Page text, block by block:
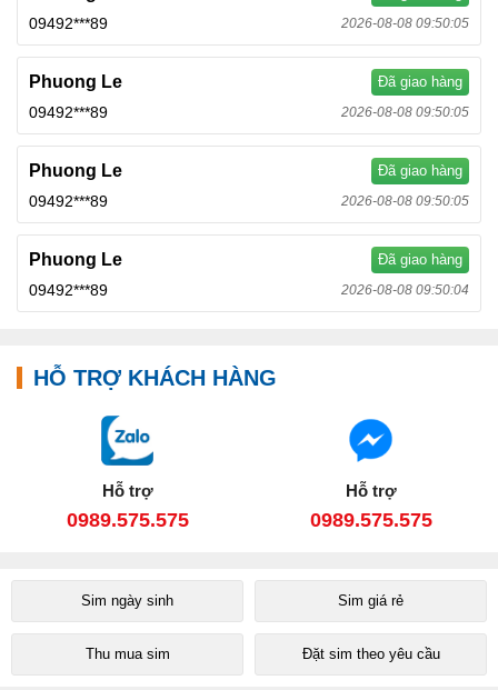
09492***89 2026-08-08 09:50:05
Phuong Le Đã giao hàng
09492***89 2026-08-08 09:50:05
Phuong Le Đã giao hàng
09492***89 2026-08-08 09:50:05
Phuong Le Đã giao hàng
09492***89 2026-08-08 09:50:04
HỖ TRỢ KHÁCH HÀNG
Hỗ trợ
0989.575.575
Hỗ trợ
0989.575.575
Sim ngày sinh Sim giá rẻ
Thu mua sim Đặt sim theo yêu cầu